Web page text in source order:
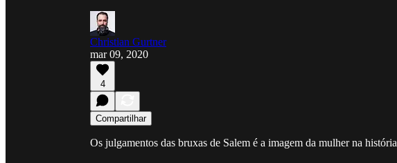
Christian Gurtner
mar 09, 2020
4
Compartilhar
Os julgamentos das bruxas de Salem é a imagem da mulher na história